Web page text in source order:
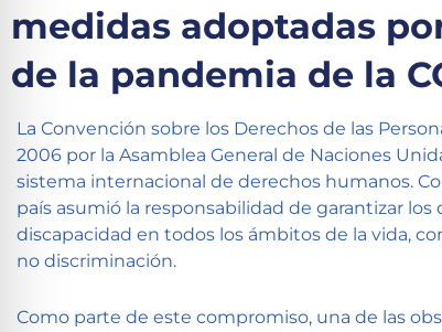
medidas adoptadas
de la pandemia de la
La Convención sobre los Derechos de las
2006 por la Asamblea General de Naciones
sistema internacional de derechos humanos.
país asumió la responsabilidad de garantizar
discapacidad en todos los ámbitos de la vida,
no discriminación.
Como parte de este compromiso, una de las